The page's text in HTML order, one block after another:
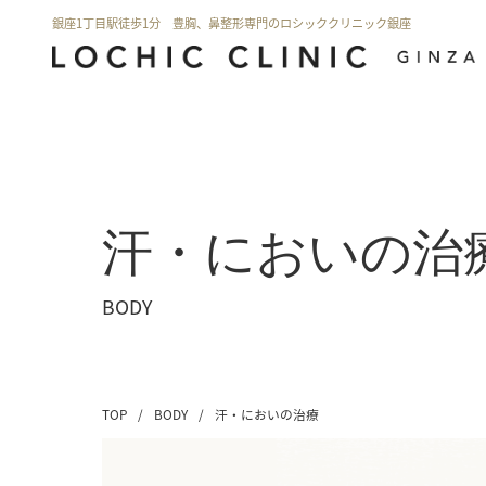
銀座1丁目駅徒歩1分 豊胸、鼻整形専門のロシッククリニック銀座
汗・においの治
BODY
TOP / BODY / 汗・においの治療